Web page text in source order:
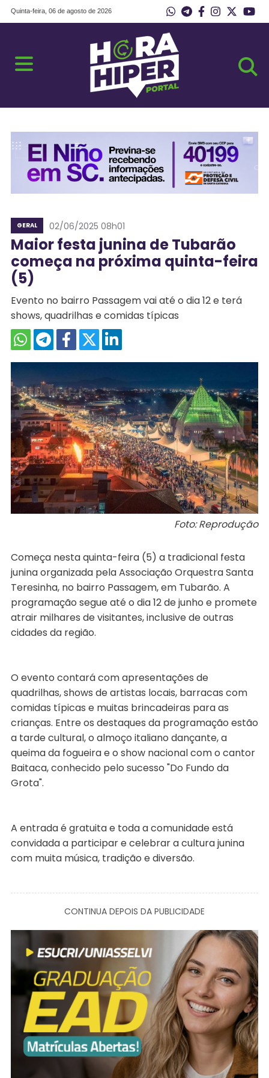
Quinta-feira, 06 de agosto de 2026
GERAL 02/06/2025 08h01
Maior festa junina de Tubarão
começa na próxima quinta-feira
(5)
Evento no bairro Passagem vai até o dia 12 e terá
shows, quadrilhas e comidas típicas
Foto: Reprodução
Começa nesta quinta-feira (5) a tradicional festa
junina organizada pela Associação Orquestra Santa
Teresinha, no bairro Passagem, em Tubarão. A
programação segue até o dia 12 de junho e promete
atrair milhares de visitantes, inclusive de outras
cidades da região.
O evento contará com apresentações de
quadrilhas, shows de artistas locais, barracas com
comidas típicas e muitas brincadeiras para as
crianças. Entre os destaques da programação estão
a tarde cultural, o almoço italiano dançante, a
queima da fogueira e o show nacional com o cantor
Baitaca, conhecido pelo sucesso "Do Fundo da
Grota".
A entrada é gratuita e toda a comunidade está
convidada a participar e celebrar a cultura junina
com muita música, tradição e diversão.
CONTINUA DEPOIS DA PUBLICIDADE